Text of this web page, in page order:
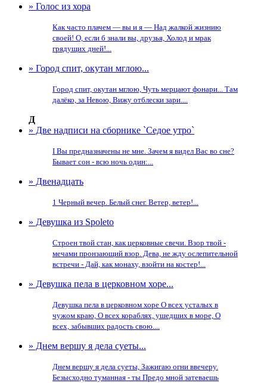
» Голос из хора
Как часто плачем — вы и я — Над жалкой жизнию
своей! О, если б знали вы, друзья, Холод и мрак
грядущих дней!...
» Город спит, окутан мглою...
Город спит, окутан мглою, Чуть мерцают фонари... Там
далёко, за Невою, Вижу отблески зари....
Д
» Две надписи на сборнике `Седое утро`
I Вы предназначены не мне. Зачем я видел Вас во сне?
Бывает сон - всю ночь один:...
» Двенадцать
1 Черный вечер. Белый снег. Ветер, ветер!...
» Девушка из Spoleto
Строен твой стан, как церковные свечи. Взор твой -
мечами пронзающий взор. Дева, не жду ослепительной
встречи - Дай, как монаху, взойти на костер!...
» Девушка пела в церковном хоре...
Девушка пела в церковном хоре О всех усталых в
чужом краю, О всех кораблях, ушедших в море, О
всех, забывших радость свою....
» Днем вершу я дела суеты...
Днем вершу я дела суеты, Зажигаю огни ввечеру.
Безысходно туманная - ты Предо мной затеваешь